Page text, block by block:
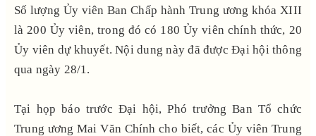
Số lượng Ủy viên Ban Chấp hành Trung ương khóa XIII
là 200 Ủy viên, trong đó có 180 Ủy viên chính thức, 20
Ủy viên dự khuyết. Nội dung này đã được Đại hội thông
qua ngày 28/1.
Tại họp báo trước Đại hội, Phó trưởng Ban Tổ chức
Trung ương Mai Văn Chính cho biết, các Ủy viên Trung